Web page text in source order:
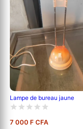
Lampe de bureau jaune
7 000 F CFA